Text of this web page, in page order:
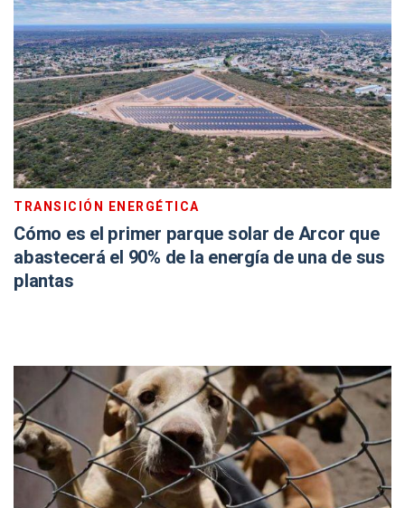
TRANSICIÓN ENERGÉTICA
Cómo es el primer parque solar de Arcor que
abastecerá el 90% de la energía de una de sus
plantas